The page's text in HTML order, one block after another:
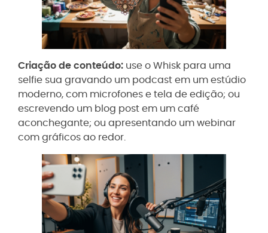
Criação de conteúdo: use o Whisk para uma
selfie sua gravando um podcast em um estúdio
moderno, com microfones e tela de edição; ou
escrevendo um blog post em um café
aconchegante; ou apresentando um webinar
com gráficos ao redor.